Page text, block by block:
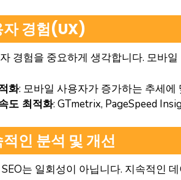
자 경험(UX)
경험을 중요하게 생각합니다. 모바
화: 모바일 사용자가 증가하는 추세
도 최적화: GTmetrix, PageSpeed
인 분석 및 개선
는 일회성이 아닙니다. 지속적인